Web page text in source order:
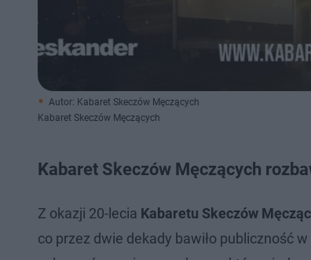
Autor: Kabaret Skeczów Męczących
Kabaret Skeczów Męczących
Kabaret Skeczów Męczących
Z okazji 20-lecia Kabaretu Skeczów
co przez dwie dekady bawiło publiczność